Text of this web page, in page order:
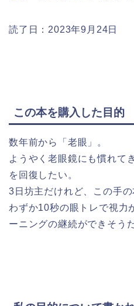
読了日：2023年9月24日
この本を購入した目的
数年前から「老眼」。
ようやく老眼鏡にも慣れて
を回復したい。
3日坊主だけれど、この手
わずか10秒の眼トレで視力
ーニングの継続ができそう